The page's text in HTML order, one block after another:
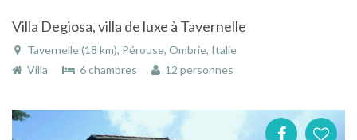
Villa Degiosa, villa de luxe à Tavernelle
Tavernelle (18 km), Pérouse, Ombrie, Italie
Villa
6 chambres 12 personnes